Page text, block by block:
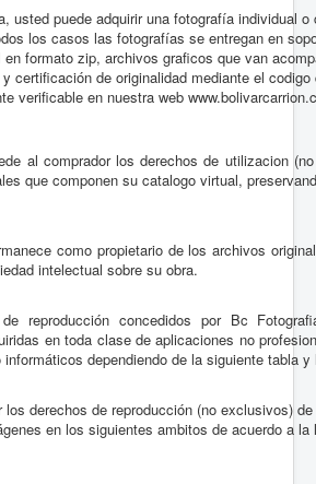
usted puede adquirir una fotografía individual
los casos las fotografías se entregan en
formato zip, archivos graficos que van
certificación de originalidad mediante el
verificable en nuestra web
al comprador los derechos de utilizacion
que componen su catalogo virtual,
como propietario de los archivos
intelectual sobre su obra.
reproducción concedidos por Bc
en toda clase de aplicaciones no
dependiendo de la siguiente tabla
los derechos de reproducción (no exclusivos)
en los siguientes ambitos de acuerdo a la